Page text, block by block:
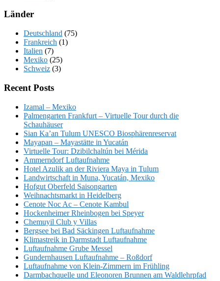
Länder
Deutschland (75)
Frankreich (1)
Italien (7)
Mexiko (25)
Schweiz (3)
Recent Posts
Izamal – Mexiko
Palmengarten Frankfurt – Virtuelle Tour durch die
Schauhäuser
Sian Ka’an Tulum UNESCO Biosphärenreservat
Mayapan – Mayastätte in Yucatán
Virtuelle Tour: Dzibilchaltún bei Mérida
Ammerndorf Luftaufnahme
Hotel Azulik an der Riviera Maya in Tulum
Landwirtschaft in Muna, Yucatán, Mexiko
Hofgut Oberfeld Saisongarten
Weihnachtsmarkt in Heidelberg
Cenote Noc Ac – Cenote Kambul
Hockenheimer Rheinbogen bei Speyer
Chemuyil Club y Villas
Bergsee bei Bad Säckingen Luftaufnahme
Klimastreik in Darmstadt Luftaufnahme
Luftaufnahme Grube Messel
Gundernhausen Luftaufnahme – Roßdorf
Luftaufnahme von Klein-Zimmern im Frühling
Darmbachquelle und Eleonoren Brunnen am Waldlehrpfad